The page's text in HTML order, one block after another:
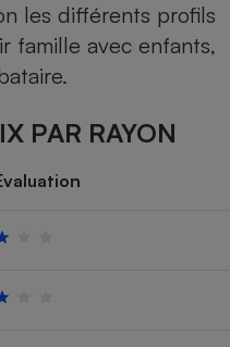
les différents profils
famille avec enfants,
PAR RAYON